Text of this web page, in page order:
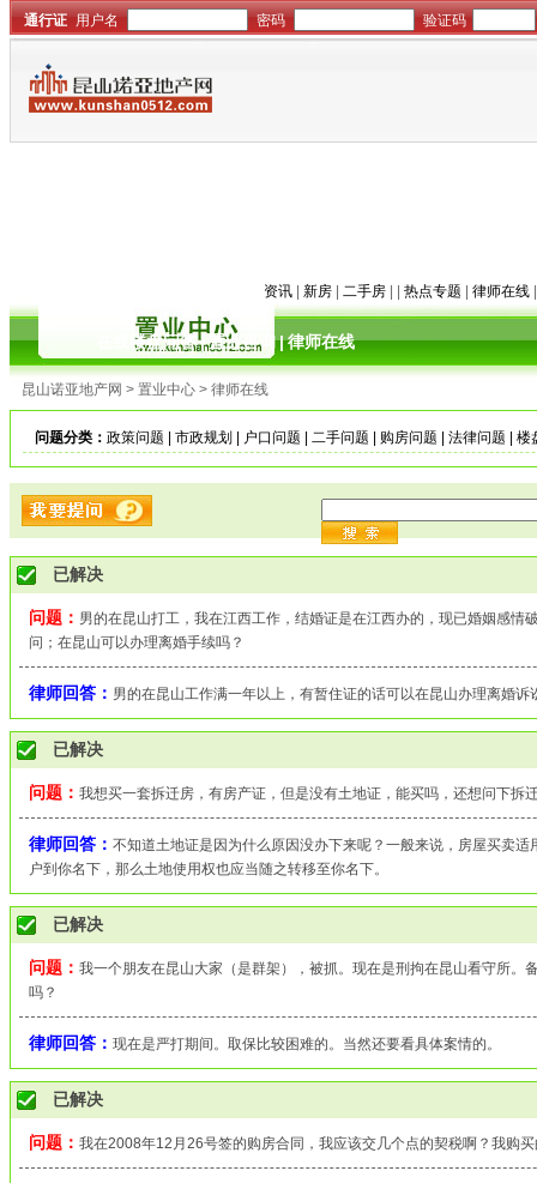
资讯 新房 二手房 热点专题 律师在线
在线楼盘问答|置业咨询|律师在线
昆山诺亚地产网 > 置业中心 > 律师在线
问题分类： 政策问题 市政规划 户口问题 二手问题 购房问题 法律问题 楼
已解决
问题： 男的在昆山打工，我在江西工作，结婚证是在江西办的，现已婚姻感情
问；在昆山可以办理离婚手续吗？
律师回答： 男的在昆山工作满一年以上，有暂住证的话可以在昆山办理离婚诉
已解决
问题： 我想买一套拆迁房，有房产证，但是没有土地证，能买吗，还想问下拆
律师回答： 不知道土地证是因为什么原因没办下来呢？一般来说，房屋买卖
户到你名下，那么土地使用权也应当随之转移至你名下。
已解决
问题： 我一个朋友在昆山大家（是群架），被抓。现在是刑拘在昆山看守所。
吗？
律师回答： 现在是严打期间。取保比较困难的。当然还要看具体案情的。
已解决
问题： 我在2008年12月26号签的购房合同，我应该交几个点的契税啊？我购